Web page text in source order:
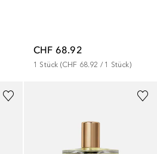
CHF 68.92
1 Stück (CHF 68.92 / 1 Stück)